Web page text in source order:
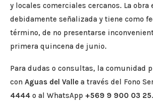
y locales comerciales cercanos. La obra
debidamente señalizada y tiene como
término, de no presentarse
primera quincena de junio.
Para dudas o consultas, la comunidad
con Aguas del Valle a través del Fono
4444 o al WhatsApp +569 9 900 03 25.